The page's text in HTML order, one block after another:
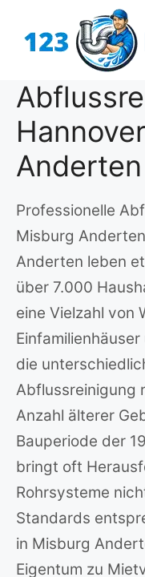
Inhalt
Anderten
Professionelle
Misburg
Anderten leben
über 7.000
eine Vielzahl von
die
Abflussreinigung
Anzahl älterer
Bauperiode der
bringt oft
Rohrsysteme
Standards
in Misburg
Eigentum zu